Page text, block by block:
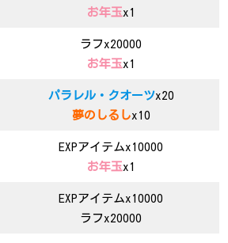
お年玉x1
ラフx20000
お年玉x1
パラレル・クオーツx20
夢のしるしx10
EXPアイテムx10000
お年玉x1
EXPアイテムx10000
ラフx20000